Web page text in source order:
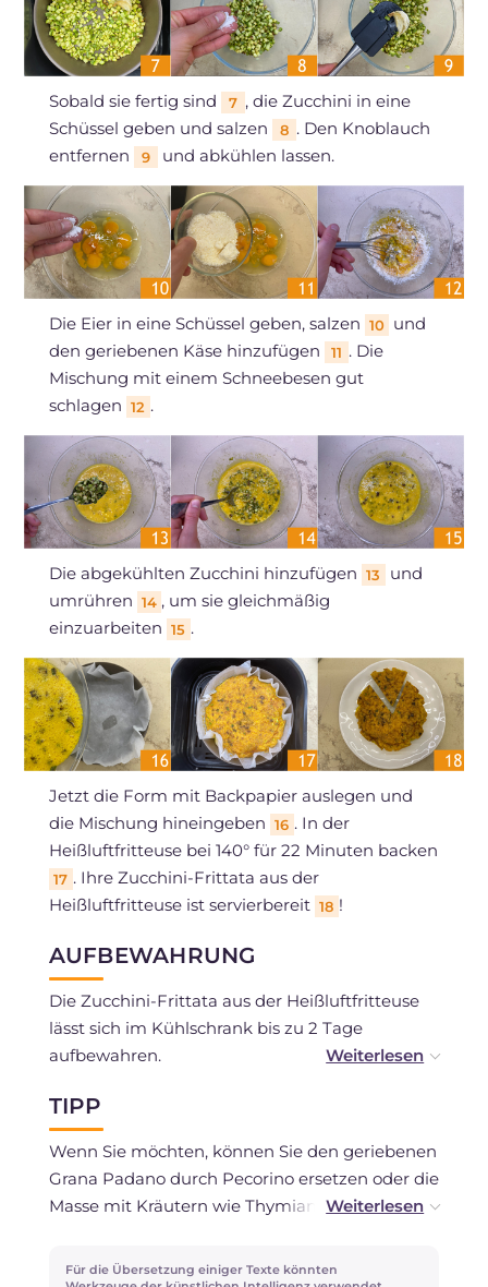
Sobald sie fertig sind 7 , die Zucchini in eine
Schüssel geben und salzen
8 . Den Knoblauch
entfernen
9 und abkühlen lassen.
Die Eier in eine Schüssel geben, salzen 10 und
den geriebenen Käse hinzufügen
11 . Die
Mischung mit einem Schneebesen gut
schlagen 12 .
Die abgekühlten Zucchini hinzufügen 13
und
umrühren 14 , um sie gleichmäßig
einzuarbeiten 15 .
Jetzt die Form mit Backpapier auslegen und
die Mischung hineingeben 16 . In der
Heißluftfritteuse bei 140° für 22 Minuten backen
17 . Ihre Zucchini-Frittata aus der
Heißluftfritteuse ist servierbereit 18 !
AUFBEWAHRUNG
Die Zucchini-Frittata aus der Heißluftfritteuse
lässt sich im Kühlschrank bis zu 2 Tage
aufbewahren.
Sie können sie auch einfrieren.
TIPP
Wenn Sie möchten, können Sie den geriebenen
Grana Padano durch Pecorino ersetzen oder die
Masse mit Kräutern wie Thymian, Rosmarin,
Für die Übersetzung einiger Texte könnten